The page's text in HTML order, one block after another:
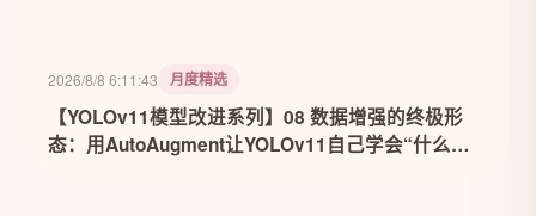
2026/8/8 6:11:43 月度精选
【YOLOv11模型改进系列】08 数据增强的终极形
态：用AutoAugment让YOLOv11自己学会“什么数